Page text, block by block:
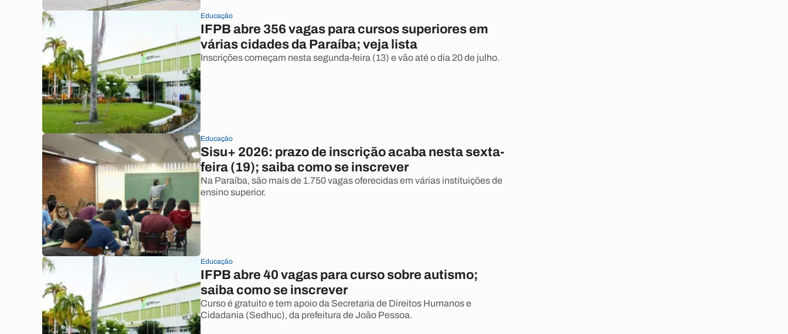
Educação
IFPB abre 356 vagas para cursos superiores em
várias cidades da Paraíba; veja lista
Inscrições começam nesta segunda-feira (13) e vão até o dia 20 de julho.
Educação
Sisu+ 2026: prazo de inscrição acaba nesta sexta-
feira (19); saiba como se inscrever
Na Paraíba, são mais de 1.750 vagas oferecidas em várias instituições de
ensino superior.
Educação
IFPB abre 40 vagas para curso sobre autismo;
saiba como se inscrever
Curso é gratuito e tem apoio da Secretaria de Direitos Humanos e
Cidadania (Sedhuc), da prefeitura de João Pessoa.